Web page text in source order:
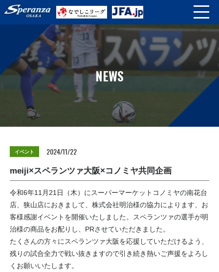
NEWS
イベント 2024/11/22
meiji×スペランツァ大阪×コノミヤ共同企画
令和6年11月21日（木）にスーパーマーケットコノミヤの南花台
店、狭山店におきまして、株式会社明治様の協力によります、お
客様感謝イベントを開催いたしました。スペランツァの選手が明
治様の商品をお配りし、PRさせていただきました。
たくさんの方々にスペランツァ大阪を応援していただけるよう、
残りの試合全力で戦い抜きますので引き続き熱いご声援をよろし
くお願いいたします。